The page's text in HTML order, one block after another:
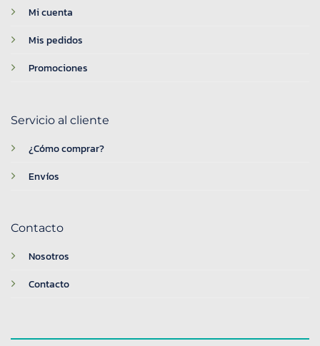
Mi cuenta
Mis pedidos
Promociones
Servicio al cliente
¿Cómo comprar?
Envíos
Contacto
Nosotros
Contacto